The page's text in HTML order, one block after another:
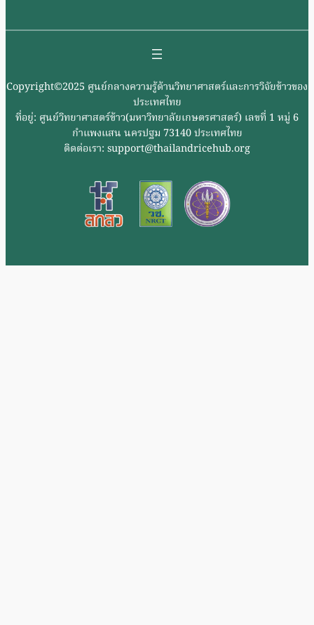
Copyright©2025 ศูนย์กลางความรู้ด้านวิทยาศาสตร์และการวิจัยข้าวของ
ประเทศไทย
ที่อยู่: ศูนย์วิทยาศาสตร์ข้าว(มหาวิทยาลัยเกษตรศาสตร์) เลขที่ 1 หมู่ 6
กำแพงแสน นครปฐม 73140 ประเทศไทย
ติดต่อเรา: support@thailandricehub.org